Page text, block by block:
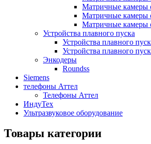
Матричные камеры
Матричные камеры
Матричные камеры
Устройства плавного пуска
Устройства плавного
Устройства плавного
Энкодеры
Roundss
Siemens
телефоны Аттел
Телефоны Аттел
ИндуТех
Ультразвуковое оборудование
Товары категории